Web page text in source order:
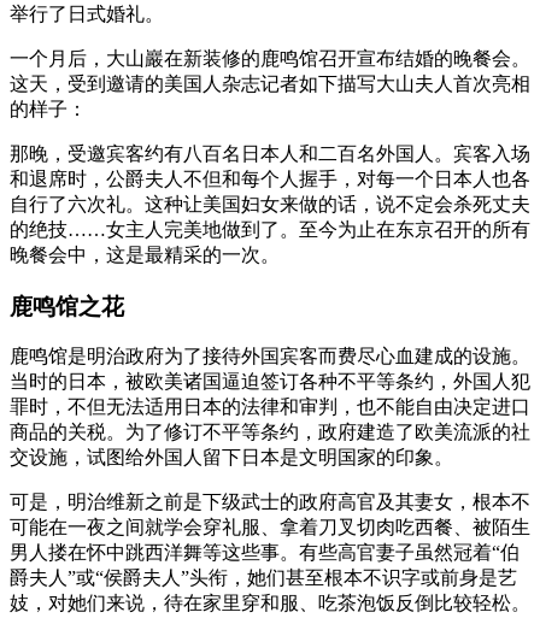
举行了日式婚礼。
一个月后，大山巖在新装修的鹿鸣馆召开宣布结婚的晚餐会。
这天，受到邀请的美国人杂志记者如下描写大山夫人首次亮相
的样子：
那晚，受邀宾客约有八百名日本人和二百名外国人。宾客入场
和退席时，公爵夫人不但和每个人握手，对每一个日本人也各
自行了六次礼。这种让美国妇女来做的话，说不定会杀死丈夫
的绝技……女主人完美地做到了。至今为止在东京召开的所有
晚餐会中，这是最精采的一次。
鹿鸣馆之花
鹿鸣馆是明治政府为了接待外国宾客而费尽心血建成的设施。
当时的日本，被欧美诸国逼迫签订各种不平等条约，外国人犯
罪时，不但无法适用日本的法律和审判，也不能自由决定进口
商品的关税。为了修订不平等条约，政府建造了欧美流派的社
交设施，试图给外国人留下日本是文明国家的印象。
可是，明治维新之前是下级武士的政府高官及其妻女，根本不
可能在一夜之间就学会穿礼服、拿着刀叉切肉吃西餐、被陌生
男人搂在怀中跳西洋舞等这些事。有些高官妻子虽然冠着“伯
爵夫人”或“侯爵夫人”头衔，她们甚至根本不识字或前身是艺
妓，对她们来说，待在家里穿和服、吃茶泡饭反倒比较轻松。